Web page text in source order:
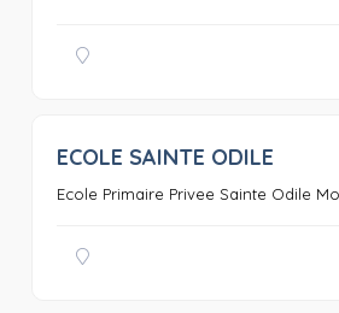
ECOLE SAINTE ODILE
Ecole Primaire Privee Sainte Odile